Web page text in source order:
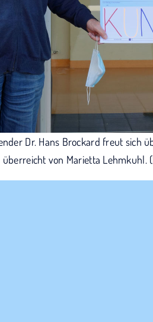
Dr. Hans Brockard freut sich
von Marietta Lehmkuhl.